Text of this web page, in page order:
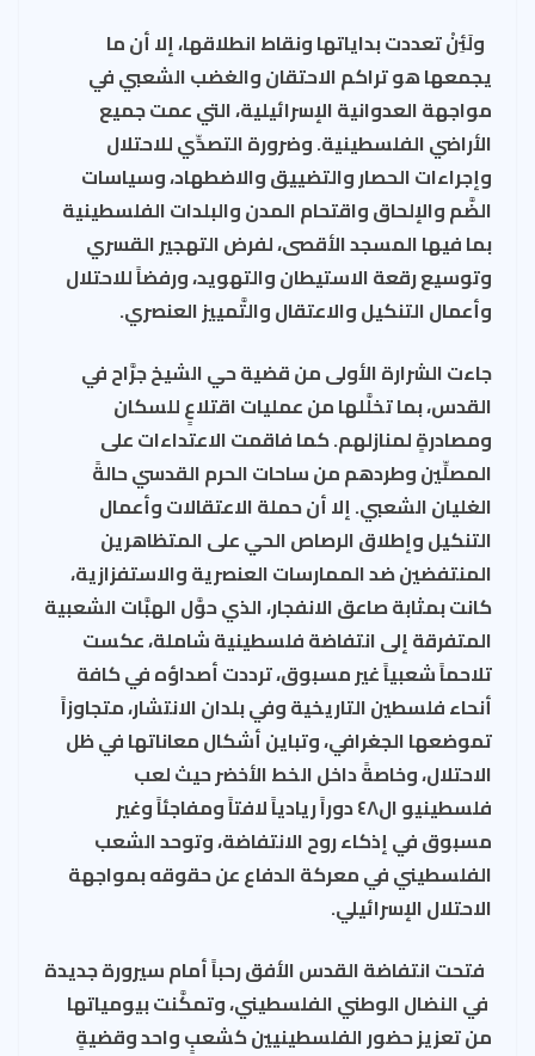
ولَئِنْ تعددت بداياتها ونقاط انطلاقها، إلا أن ما
يجمعها هو تراكم الاحتقان والغضب الشعبي في
مواجهة العدوانية الإسرائيلية، التيعمت جميع
الأراضي الفلسطينية. وضرورة التصدِّي للاحتلال
وإجراءات الحصار والتضييق والاضطهاد، وسياسات
الضَّم والإلحاق واقتحام المدن والبلدات الفلسطينية
بما فيها المسجد الأقصى، لفرض التهجير القسري
وتوسيع رقعة الاستيطان والتهويد، ورفضاً للاحتلال
وأعمال التنكيل والاعتقال والتَّمييز العنصري.
جاءت الشرارة الأولى من قضية حي الشيخ جرَّاح في
القدس، بما تخلَّلها من عمليات اقتلاعٍ للسكان
ومصادرةٍ لمنازلهم. كما فاقمت الاعتداءات على
المصلِّين وطردهم من ساحات الحرم القدسي حالةً
الغليان الشعبي. إلا أن حملة الاعتقالات وأعمال
التنكيل وإطلاق الرصاص الحي على المتظاهرين
المنتفضين ضد الممارسات العنصرية والاستفزازية،
كانت بمثابة صاعق الانفجار، الذي حوَّل الهبَّات الشعبية
المتفرقة إلى انتفاضة فلسطينية شاملة، عكست
تلاحماً شعبياً غير مسبوق، ترددت أصداؤه في كافة
أنحاء فلسطين التاريخية وفي بلدان الانتشار، متجاوزاً
تموضعها الجغرافي، وتباين أشكال معاناتها في ظل
الاحتلال، وخاصةً داخل الخط الأخضر حيث لعب
فلسطينيو ال٤٨ دوراً ريادياً لافتاً ومفاجئاً وغير
مسبوق في إذكاء روح الانتفاضة، وتوحد الشعب
الفلسطيني في معركة الدفاع عن حقوقه بمواجهة
الاحتلال الإسرائيلي.
فتحت انتفاضة القدس الأفق رحباً أمام سيرورة جديدة
في النضال الوطني الفلسطيني، وتمكَّنت بيومياتها
من تعزيز حضور الفلسطينيين كشعبٍ واحد وقضيةٍ